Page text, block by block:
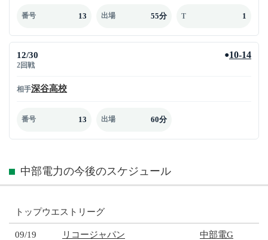
番号 13 出場 55分 T 1
12/30
2回戦
●10-14
相手深谷高校
番号 13 出場 60分
中部電力の今後のスケジュール
トップウエストリーグ
09/19 リコージャパン 中部電G